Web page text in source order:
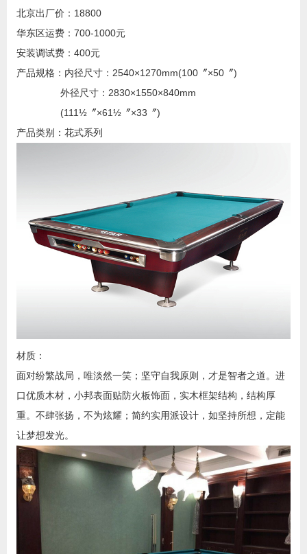
北京出厂价：18800
华东区运费：700-1000元
安装调试费：400元
产品规格：内径尺寸：2540×1270mm(100〞×50〞)
外径尺寸：2830×1550×840mm
(111½〞×61½〞×33〞)
产品类别：花式系列
材质：
面对纷繁战局，唯淡然一笑；坚守自我原则，才是智者之道。进
口优质木材，小邦表面贴防火板饰面，实木框架结构，结构厚
重。不肆张扬，不为炫耀；简约实用派设计，如坚持所想，定能
让梦想发光。